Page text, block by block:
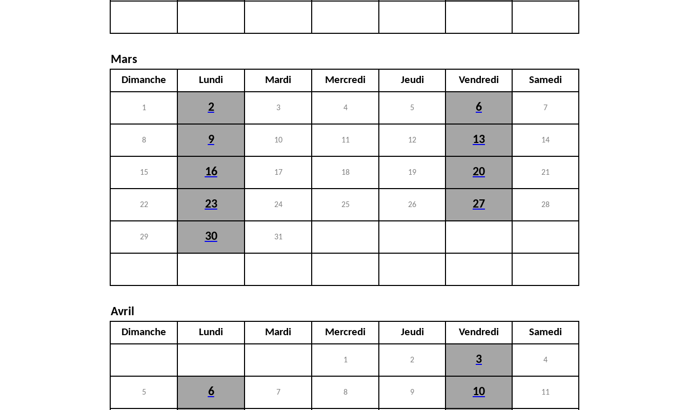
Mars
Dimanche Lundi Mardi Mercredi Jeudi Vendredi Samedi
1 2 3 4 5 6 7
8 9 10 11 12 13 14
15 16 17 18 19 20 21
22 23 24 25 26 27 28
29 30 31
Avril
Dimanche Lundi Mardi Mercredi Jeudi Vendredi Samedi
1 2 3 4
5 6 7 8 9 10 11